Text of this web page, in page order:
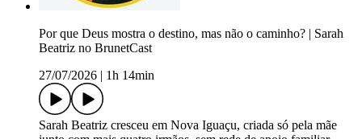
Por que Deus mostra o destino, mas não o caminho? | Sarah
Beatriz no BrunetCast
27/07/2026
1h 14min
Sarah Beatriz cresceu em Nova Iguaçu, criada só pela mãe